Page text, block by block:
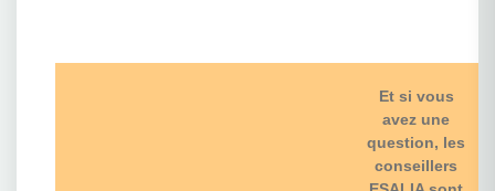
Et si vous
avez une
question, les
conseillers